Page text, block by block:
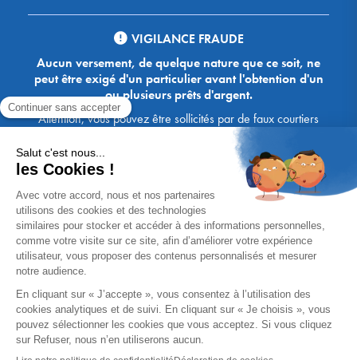
VIGILANCE FRAUDE
Aucun versement, de quelque nature que ce soit, ne
peut être exigé d'un particulier avant l'obtention d'un
ou plusieurs prêts d'argent.
Attention, vous pouvez être sollicités par de faux courtiers
Ace Crédit / Immoprêt, qui vous proposent de bénéficier de
crédits, en vous demandant de transmettre des documents,
des fonds, des coordonnées bancaires, etc. Soyez vigilants :
Immoprêt ne demande jamais à ses clients de virer sur ses
comptes des sommes prêtées par les banques, à l'exception
des honoraires des agences. Les courtiers Ace Crédit /
Immoprêt vous écrivent toujours d'une adresse mail
xxxx@acecredit.fr ou xxxx@immopret.fr.
* Taux fixe national hors assurance, pouvant varier selon votre région et
dossier. Exemple représentatif pour un montant emprunté de 200 000 €.
Taux débiteur fixe de 2.85 % et TAEG fixe (hors frais) de 3.21 % (taux
assurance emprunteur de 0,36%) sur 15 ans. 180 mensualités de
1 426,78 € (dont 60,00 € d'assurance). Coût total du crédit (hors frais) :
56 820,53 €. Montant total dû (hors frais) : 256 820,53 €.